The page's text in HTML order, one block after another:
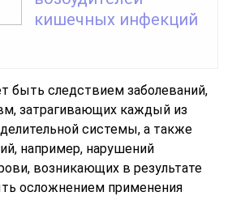
кишечных инфекций
быть следствием заболеваний,
затрагивающих каждый из
системы, а также
например, нарушений
возникающих в результате
осложнением применения